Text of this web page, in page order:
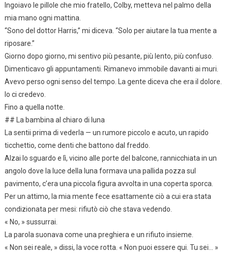
Ingoiavo le pillole che mio fratello, Colby, metteva nel palmo della
mia mano ogni mattina.
“Sono del dottor Harris,” mi diceva. “Solo per aiutare la tua mente a
riposare.”
Giorno dopo giorno, mi sentivo più pesante, più lento, più confuso.
Dimenticavo gli appuntamenti. Rimanevo immobile davanti ai muri.
Avevo perso ogni senso del tempo. La gente diceva che era il dolore.
Io ci credevo.
Fino a quella notte.
## La bambina al chiaro di luna
La sentii prima di vederla — un rumore piccolo e acuto, un rapido
ticchettio, come denti che battono dal freddo.
Alzai lo sguardo e lì, vicino alle porte del balcone, rannicchiata in un
angolo dove la luce della luna formava una pallida pozza sul
pavimento, c’era una piccola figura avvolta in una coperta sporca.
Per un attimo, la mia mente fece esattamente ciò a cui era stata
condizionata per mesi: rifiutò ciò che stava vedendo.
« No, » sussurrai.
La parola suonava come una preghiera e un rifiuto insieme.
« Non sei reale, » dissi, la voce rotta. « Non puoi essere qui. Tu sei… »